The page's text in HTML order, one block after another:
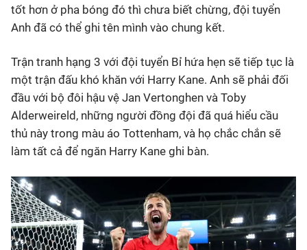
tốt hơn ở pha bóng đó thì chưa biết chừng, đội tuyển
Anh đã có thể ghi tên mình vào chung kết.
Trận tranh hạng 3 với đội tuyển Bỉ hứa hẹn sẽ tiếp tục là
một trận đấu khó khăn với Harry Kane. Anh sẽ phải đối
đầu với bộ đôi hậu vệ Jan Vertonghen và Toby
Alderweireld, những người đồng đội đã quá hiểu cầu
thủ này trong màu áo Tottenham, và họ chắc chắn sẽ
làm tất cả để ngăn Harry Kane ghi bàn.